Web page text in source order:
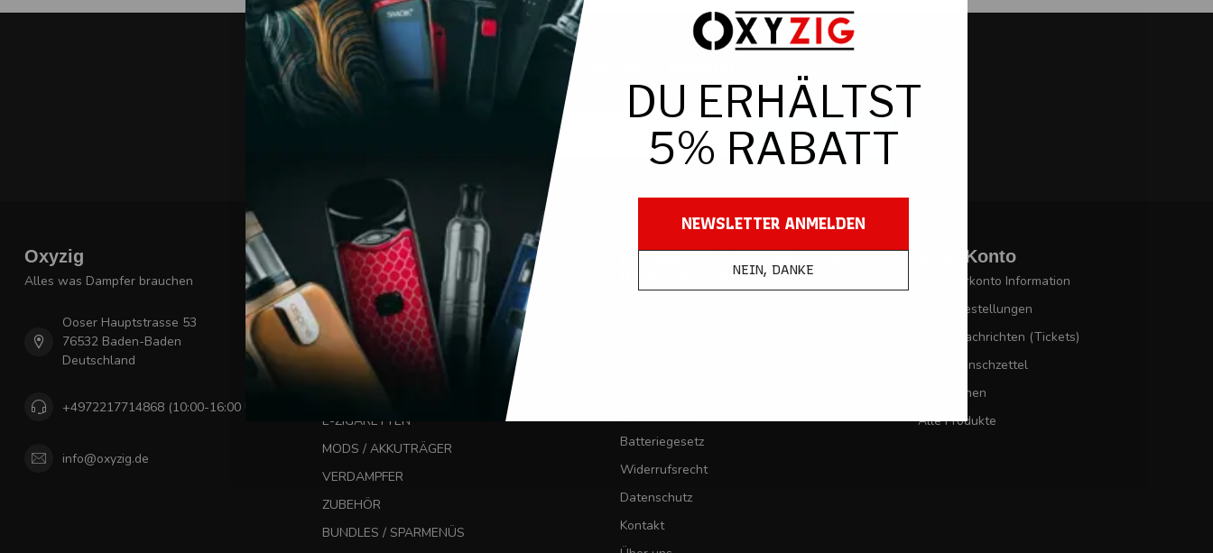
Abonnieren Sie unseren Newsletter
Bleibe auf dem Laufenden mit unseren Newsletter-Angeboten
Abonnieren
Oxyzig
Alles was Dampfer brauchen
Ooser Hauptstrasse 53
76532 Baden-Baden
Deutschland
+4972217714868 (10:00-16:00 Uhr)
info@oxyzig.de
Kategorien
NEUE VAPE PRODUKTE
E-LIQUIDS
NIKOTINSALZE
AROMEN
E-ZIGARETTEN
MODS / AKKUTRÄGER
VERDAMPFER
ZUBEHÖR
BUNDLES / SPARMENÜS
E-Zigarette & Liquid Shop
Informationen
Batteriegesetz
Widerrufsrecht
Datenschutz
Kontakt
Mein Konto
Benutzerkonto Information
Meine Bestellungen
Meine Nachrichten (Tickets)
Mein Wunschzettel
Vergleichen
Alle Produkte